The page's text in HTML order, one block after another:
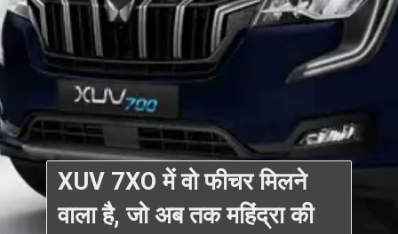
XUV 7XO में वो फीचर मिलने
वाला है, जो अब तक महिंद्रा की